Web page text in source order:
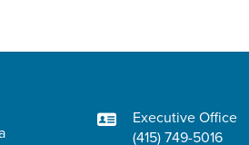
Executive Office
(415) 749-5016